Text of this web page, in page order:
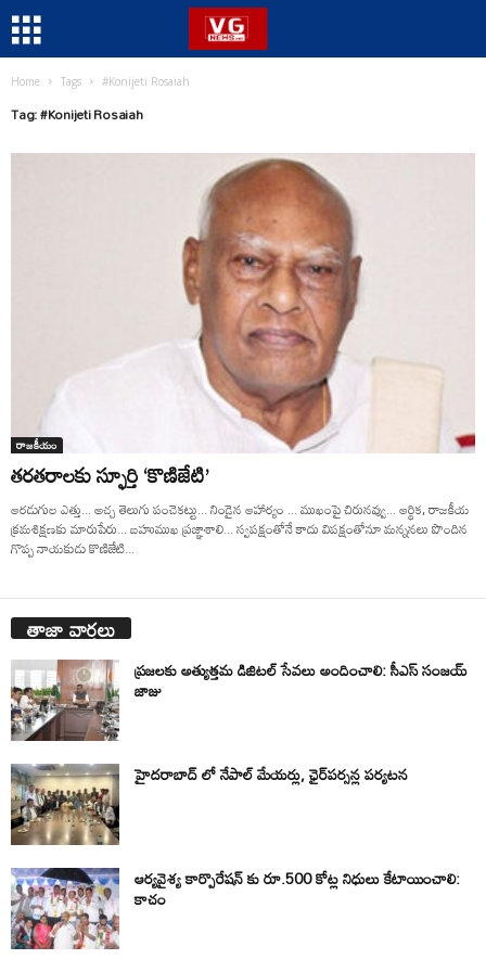
Home Tags #Konijeti Rosaiah
Tag: #Konijeti Rosaiah
రాజకీయం
తరతరాలకు స్ఫూర్తి ‘కొణిజేటి’
ఆరడుగుల ఎత్తు... అచ్చ తెలుగు పంచెకట్టు... నిండైన ఆహార్యం ... ముఖంపై చిరునవ్వు... ఆర్థిక, రాజకీయ
క్రమశిక్షణకు మారుపేరు... బహుముఖ ప్రజ్ఞాశాలి... స్వపక్షంతోనే కాదు విపక్షంతోనూ మన్ననలు పొందిన
గొప్ప నాయకుడు కొణిజేటి...
తాజా వార్తలు
ప్రజలకు అత్యుత్తమ డిజిటల్ సేవలు అందించాలి: సీఎస్ సంజయ్
జాజు
హైదరాబాద్ లో నేపాల్ మేయర్లు, ఛైర్‌పర్సన్ల పర్యటన
ఆర్యవైశ్య కార్పొరేషన్ కు రూ.500 కోట్ల నిధులు కేటాయించాలి:
కాచం